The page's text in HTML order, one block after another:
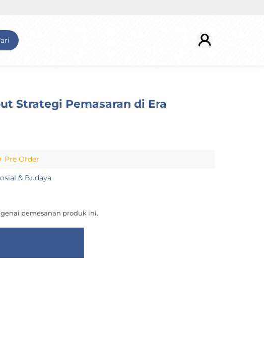
Strategi Pemasaran di Era
Pre Order
& Budaya
pemesanan produk ini.